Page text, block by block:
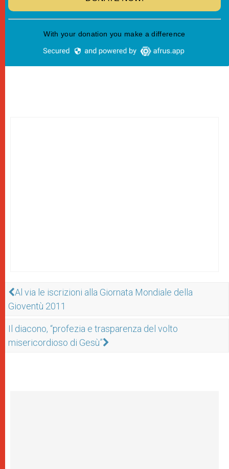
Al via le iscrizioni alla Giornata Mondiale della
Gioventù 2011
Il diacono, “profezia e trasparenza del volto
misericordioso di Gesù”